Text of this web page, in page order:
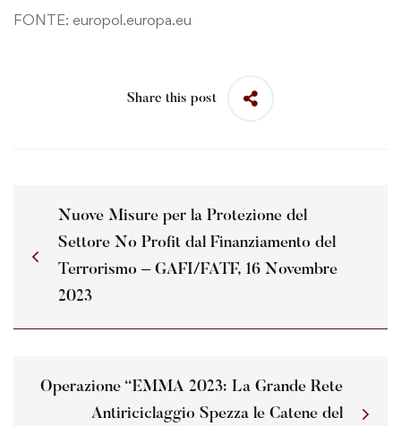
FONTE: europol.europa.eu
Share this post
Nuove Misure per la Protezione del
Settore No Profit dal Finanziamento del
Terrorismo – GAFI/FATF, 16 Novembre
2023
Operazione “EMMA 2023: La Grande Rete
Antiriciclaggio Spezza le Catene del